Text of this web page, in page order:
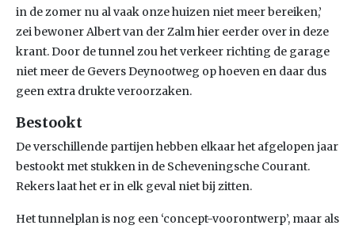
in de zomer nu al vaak onze huizen niet meer bereiken,’
zei bewoner Albert van der Zalm hier eerder over in deze
krant. Door de tunnel zou het verkeer richting de garage
niet meer de Gevers Deynootweg op hoeven en daar dus
geen extra drukte veroorzaken.
Bestookt
De verschillende partijen hebben elkaar het afgelopen jaar
bestookt met stukken in de Scheveningsche Courant.
Rekers laat het er in elk geval niet bij zitten.
Het tunnelplan is nog een ‘concept-voorontwerp’, maar als